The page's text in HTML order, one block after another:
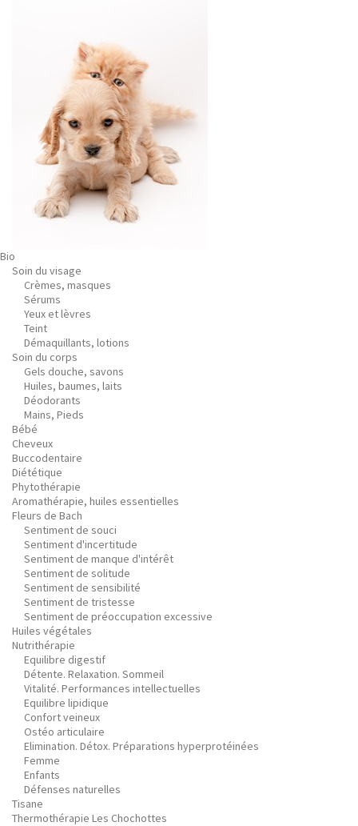
Bio
Soin du visage
Crèmes, masques
Sérums
Yeux et lèvres
Teint
Démaquillants, lotions
Soin du corps
Gels douche, savons
Huiles, baumes, laits
Déodorants
Mains, Pieds
Bébé
Cheveux
Buccodentaire
Diététique
Phytothérapie
Aromathérapie, huiles essentielles
Fleurs de Bach
Sentiment de souci
Sentiment d'incertitude
Sentiment de manque d'intérêt
Sentiment de solitude
Sentiment de sensibilité
Sentiment de tristesse
Sentiment de préoccupation excessive
Huiles végétales
Nutrithérapie
Equilibre digestif
Détente. Relaxation. Sommeil
Vitalité. Performances intellectuelles
Equilibre lipidique
Confort veineux
Ostéo articulaire
Elimination. Détox. Préparations hyperprotéinées
Femme
Enfants
Défenses naturelles
Tisane
Thermothérapie Les Chochottes